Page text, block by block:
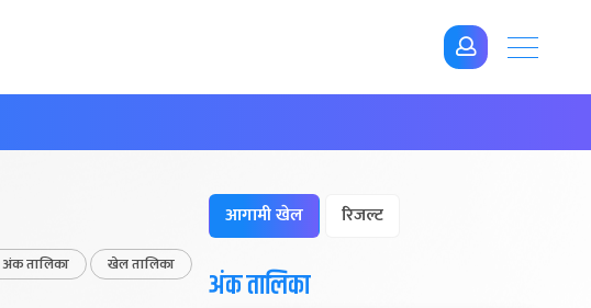
अंक तालिका खेल तालिका
आगामी खेल रिजल्ट
अंक तालिका